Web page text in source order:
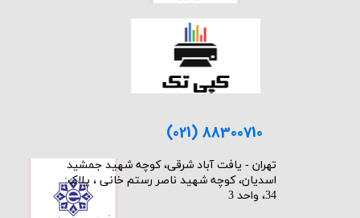
(021) 88300710
​تهران - یافت آباد شرقی، کوچه شهید جمشید
اسدیان، کوچه شهید ناصر رستم خانی ، پلاک:
34، واحد 3